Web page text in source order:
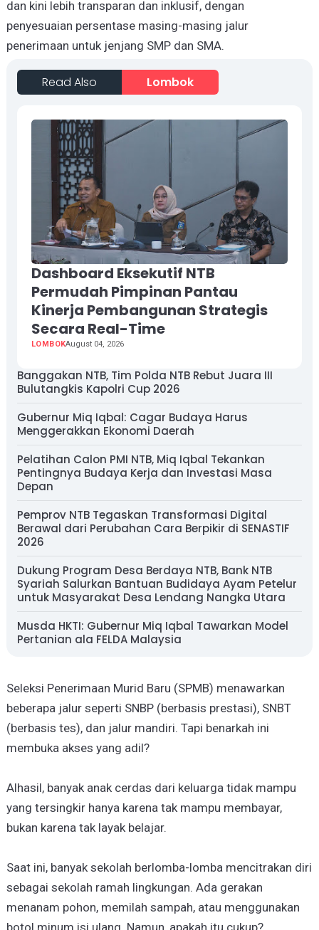
dan kini lebih transparan dan inklusif, dengan
penyesuaian persentase masing-masing jalur
penerimaan untuk jenjang SMP dan SMA.
Read Also Lombok
Dashboard Eksekutif NTB
Permudah Pimpinan Pantau
Kinerja Pembangunan Strategis
Secara Real-Time
LOMBOKAugust 04, 2026
Banggakan NTB, Tim Polda NTB Rebut Juara III
Bulutangkis Kapolri Cup 2026
Gubernur Miq Iqbal: Cagar Budaya Harus
Menggerakkan Ekonomi Daerah
Pelatihan Calon PMI NTB, Miq Iqbal Tekankan
Pentingnya Budaya Kerja dan Investasi Masa
Depan
Pemprov NTB Tegaskan Transformasi Digital
Berawal dari Perubahan Cara Berpikir di SENASTIF
2026
Dukung Program Desa Berdaya NTB, Bank NTB
Syariah Salurkan Bantuan Budidaya Ayam Petelur
untuk Masyarakat Desa Lendang Nangka Utara
Musda HKTI: Gubernur Miq Iqbal Tawarkan Model
Pertanian ala FELDA Malaysia
Seleksi Penerimaan Murid Baru (SPMB) menawarkan
beberapa jalur seperti SNBP (berbasis prestasi), SNBT
(berbasis tes), dan jalur mandiri. Tapi benarkah ini
membuka akses yang adil?
Alhasil, banyak anak cerdas dari keluarga tidak mampu
yang tersingkir hanya karena tak mampu membayar,
bukan karena tak layak belajar.
Saat ini, banyak sekolah berlomba-lomba mencitrakan diri
sebagai sekolah ramah lingkungan. Ada gerakan
menanam pohon, memilah sampah, atau menggunakan
botol minum isi ulang. Namun, apakah itu cukup?